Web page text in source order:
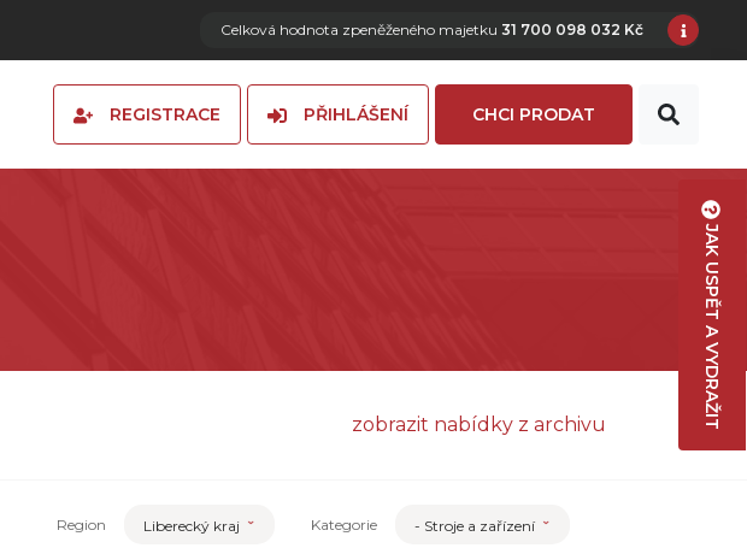
Celková hodnota zpeněženého majetku 31 700 098 032 Kč
REGISTRACE PŘIHLÁŠENÍ CHCI PRODAT
zobrazit nabídky z archivu
Region Liberecký kraj Kategorie - Stroje a zařízení
JAK USPĚT A VYDRAŽIT